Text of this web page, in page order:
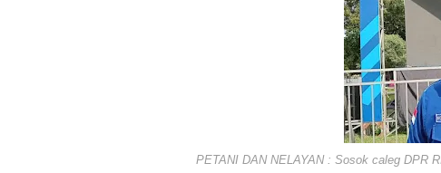
PETANI DAN NELAYAN : Sosok caleg DPR